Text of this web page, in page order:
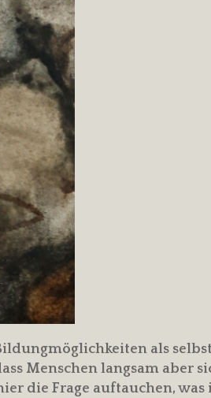
als
Menschen langsam aber
die Frage auftauchen, was